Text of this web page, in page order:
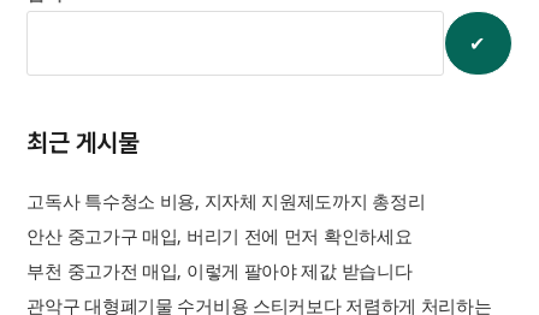
✔︎
최근 게시물
고독사 특수청소 비용, 지자체 지원제도까지 총정리
안산 중고가구 매입, 버리기 전에 먼저 확인하세요
부천 중고가전 매입, 이렇게 팔아야 제값 받습니다
관악구 대형폐기물 수거비용 스티커보다 저렴하게 처리하는